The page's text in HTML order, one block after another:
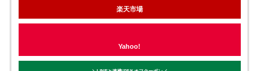
楽天市場
Yahoo!